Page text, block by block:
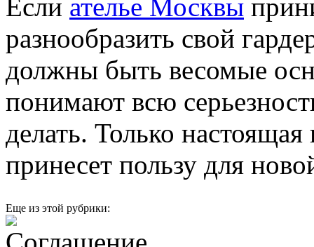
Если ателье Москвы
разнообразить свой
должны быть весомые
понимают всю
делать. Только
принесет пользу для
Еще из этой рубрики: